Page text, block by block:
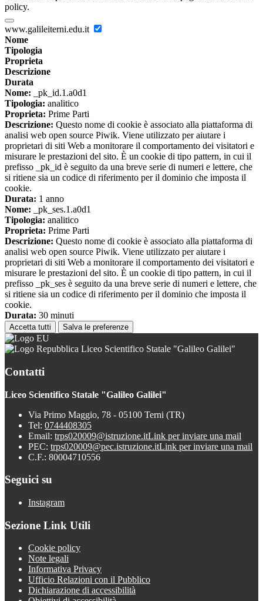
policy.
www.galileiterni.edu.it
Nome
Tipologia
Proprieta
Descrizione
Durata
Nome: _pk_id.1.a0d1
Tipologia: analitico
Proprieta: Prime Parti
Descrizione: Questo nome di cookie è associato alla piattaforma di
analisi web open source Piwik. Viene utilizzato per aiutare i
proprietari di siti Web a monitorare il comportamento dei visitatori e
misurare le prestazioni del sito. È un cookie di tipo pattern, in cui il
prefisso _pk_id è seguito da una breve serie di numeri e lettere, che
si ritiene sia un codice di riferimento per il dominio che imposta il
cookie.
Durata: 1 anno
Nome: _pk_ses.1.a0d1
Tipologia: analitico
Proprieta: Prime Parti
Descrizione: Questo nome di cookie è associato alla piattaforma di
analisi web open source Piwik. Viene utilizzato per aiutare i
proprietari di siti Web a monitorare il comportamento dei visitatori e
misurare le prestazioni del sito. È un cookie di tipo pattern, in cui il
prefisso _pk_ses è seguito da una breve serie di numeri e lettere, che
si ritiene sia un codice di riferimento per il dominio che imposta il
cookie.
Durata: 30 minuti
Accetta tutti Salva le preferenze
Liceo Scientifico Statale "Galileo Galilei"
Contatti
Liceo Scientifico Statale "Galileo Galilei"
Via Primo Maggio, 78 - 05100 Terni (TR)
Tel: 0744408305
Email: trps020009@istruzione.itLink per inviare una mail
PEC: trps020009@pec.istruzione.itLink per inviare una mail
C.F.: 80004710556
Seguici su
Instagram
Sezione Link Utili
Cookie policy
Note legali
Informativa Privacy
Ufficio Relazioni con il Pubblico
Dichiarazione di accessibilità